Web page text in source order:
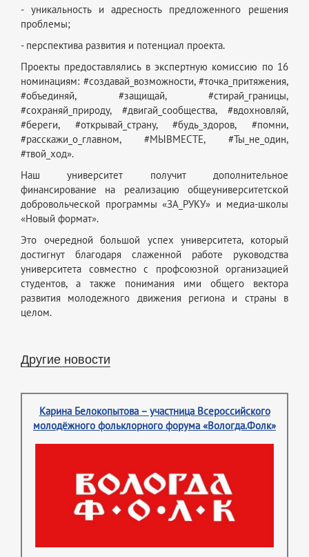
- уникальность и адресность предложенного решения
проблемы;
- перспектива развития и потенциал проекта.
Проекты предоставлялись в экспертную комиссию по 16
номинациям: #создавай_возможности, #точка_притяжения,
#объединяй, #защищай, #стирай_границы,
#сохраняй_природу, #двигай_сообщества, #вдохновляй,
#береги, #открывай_страну, #будь_здоров, #помни,
#расскажи_о_главном, #МЫВМЕСТЕ, #Ты_не_один,
#твой_ход».
Наш университет получит дополнительное
финансирование на реализацию общеуниверситетской
добровольческой программы «ЗА_РУКУ» и медиа-школы
«Новый формат».
Это очередной большой успех университета, который
достигнут благодаря слаженной работе руководства
университета совместно с профсоюзной организацией
студентов, а также понимания ими общего вектора
развития молодежного движения региона и страны в
целом.
Другие новости
Карина Белокопытова – участница Всероссийского
молодёжного фольклорного форума «Вологда.Фолк»